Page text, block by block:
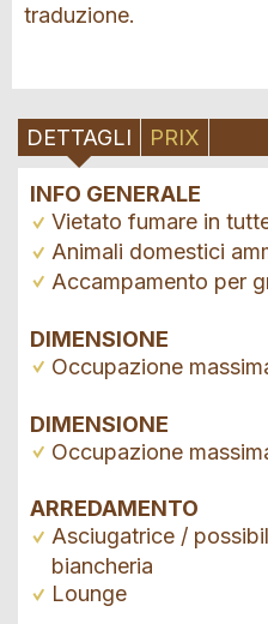
traduzione.
DETTAGLI PRIX
INFO GENERALE
Vietato fumare in
Animali domestici
Accampamento per
DIMENSIONE
Occupazione
DIMENSIONE
Occupazione
ARREDAMENTO
Asciugatrice /
biancheria
Lounge